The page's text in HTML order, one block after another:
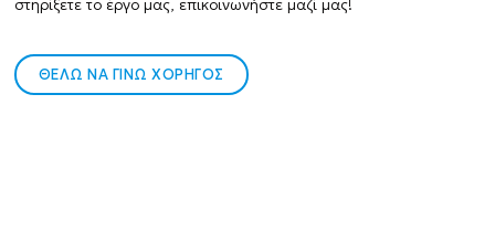
στηρίξετε το έργο μας, επικοινωνήστε μαζί μας!
ΘΕΛΩ ΝΑ ΓΙΝΩ ΧΟΡΗΓΟΣ